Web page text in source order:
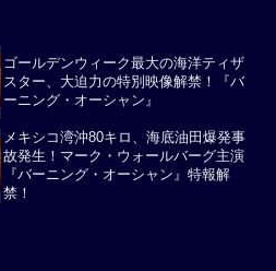
ゴールデンウィーク最大の海洋ティザ
スター、大迫力の特別映像解禁！『バ
ーニング・オーシャン』
メキシコ湾沖80キロ、海底油田爆発事
故発生！マーク・ウォールバーグ主演
『バーニング・オーシャン』特報解
禁！